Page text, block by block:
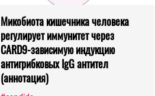
Микобиота кишечника человека
регулирует иммунитет через
CARD9-зависимую индукцию
антигрибковых IgG антител
(аннотация)